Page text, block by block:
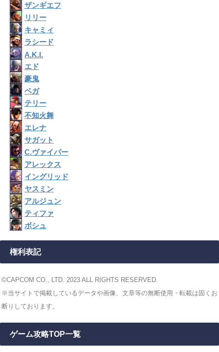
ザンギエフ
リリー
キャミィ
ラシード
A.K.I.
エド
豪鬼
ベガ
テリー
不知火舞
エレナ
サガット
C.ヴァイパー
アレックス
イングリッド
ヤスミン
アルジュン
ティファ
ボシュ
権利表記
©CAPCOM CO., LTD. 2023 ALL RIGHTS RESERVED.
※当サイトで掲載しているデータや画像、文章等の無断使用・転載は固くお
断りしております。
ゲーム攻略TOP一覧